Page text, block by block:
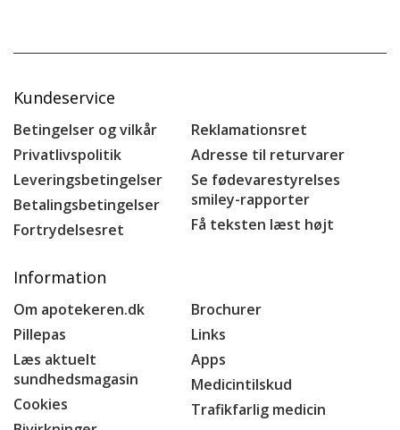
Kundeservice
Betingelser og vilkår
Privatlivspolitik
Leveringsbetingelser
Betalingsbetingelser
Fortrydelsesret
Reklamationsret
Adresse til returvarer
Se fødevarestyrelses
smiley-rapporter
Få teksten læst højt
Information
Om apotekeren.dk
Pillepas
Læs aktuelt
sundhedsmagasin
Cookies
Brochurer
Links
Apps
Medicintilskud
Trafikfarlig medicin